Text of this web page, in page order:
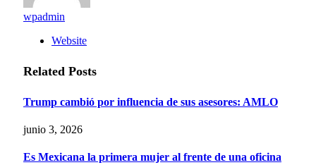
wpadmin
Website
Related Posts
Trump cambió por influencia de sus asesores: AMLO
junio 3, 2026
Es Mexicana la primera mujer al frente de una oficina